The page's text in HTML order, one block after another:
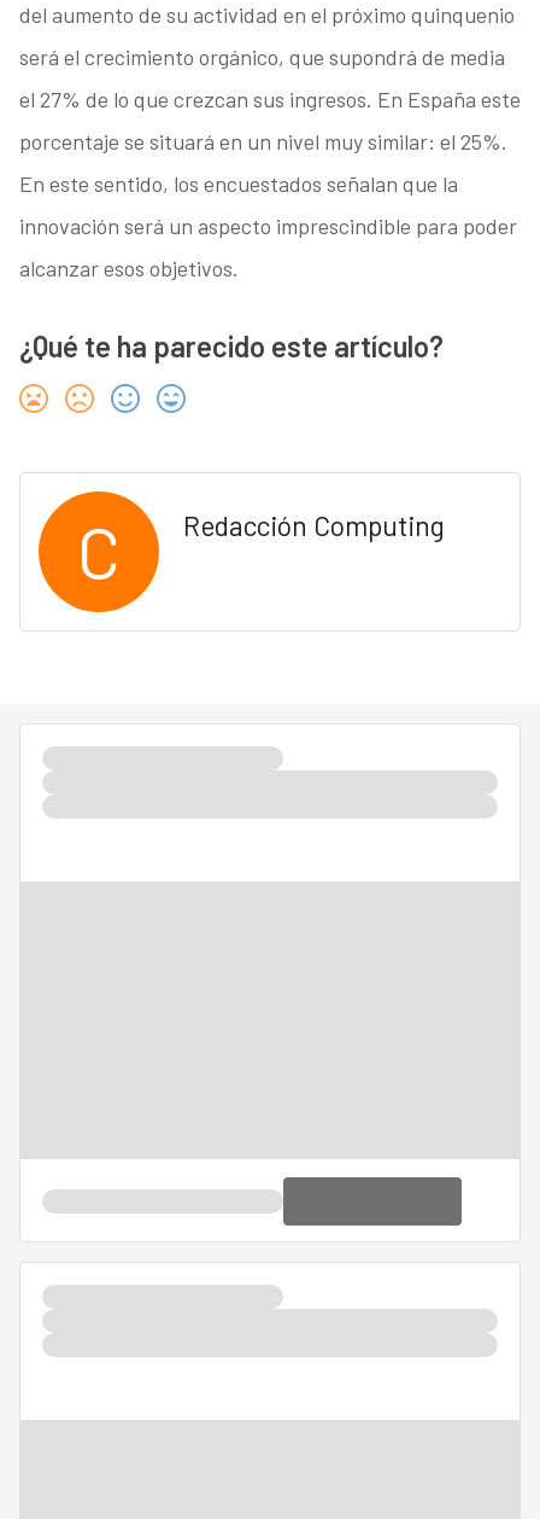
del aumento de su actividad en el próximo quinquenio
será el crecimiento orgánico, que supondrá de media
el 27% de lo que crezcan sus ingresos. En España este
porcentaje se situará en un nivel muy similar: el 25%.
En este sentido, los encuestados señalan que la
innovación será un aspecto imprescindible para poder
alcanzar esos objetivos.
¿Qué te ha parecido este artículo?
C Redacción Computing